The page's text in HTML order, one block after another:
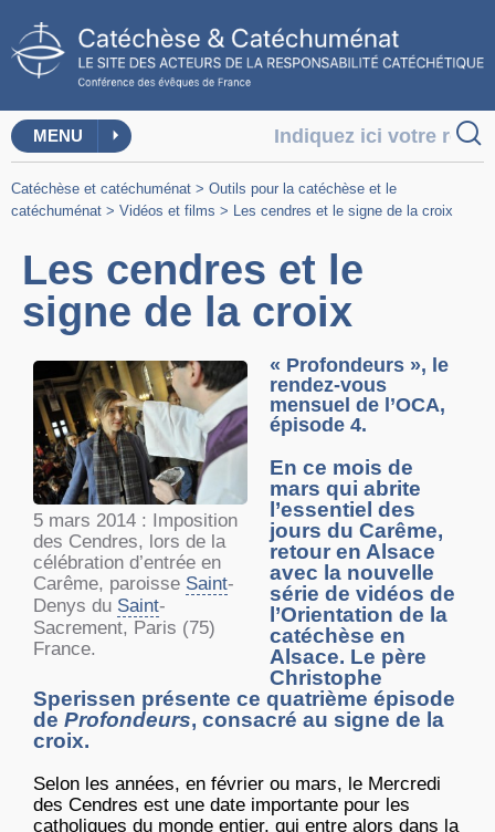
MENU
Catéchèse et catéchuménat > Outils pour la catéchèse et le
catéchuménat > Vidéos et films > Les cendres et le signe de la croix
Les cendres et le
signe de la croix
5 mars 2014 : Imposition
des Cendres, lors de la
célébration d’entrée en
Carême, paroisse Saint-
Denys du Saint-
Sacrement, Paris (75)
France.
« Profondeurs », le
rendez-vous
mensuel de l’OCA,
épisode 4.
En ce mois de
mars qui abrite
l’essentiel des
jours du Carême,
retour en Alsace
avec la nouvelle
série de vidéos de
l’Orientation de la
catéchèse en
Alsace. Le père
Christophe
Sperissen présente ce quatrième épisode
de Profondeurs, consacré au signe de la
croix.
Selon les années, en février ou mars, le Mercredi
des Cendres est une date importante pour les
catholiques du monde entier, qui entre alors dans la